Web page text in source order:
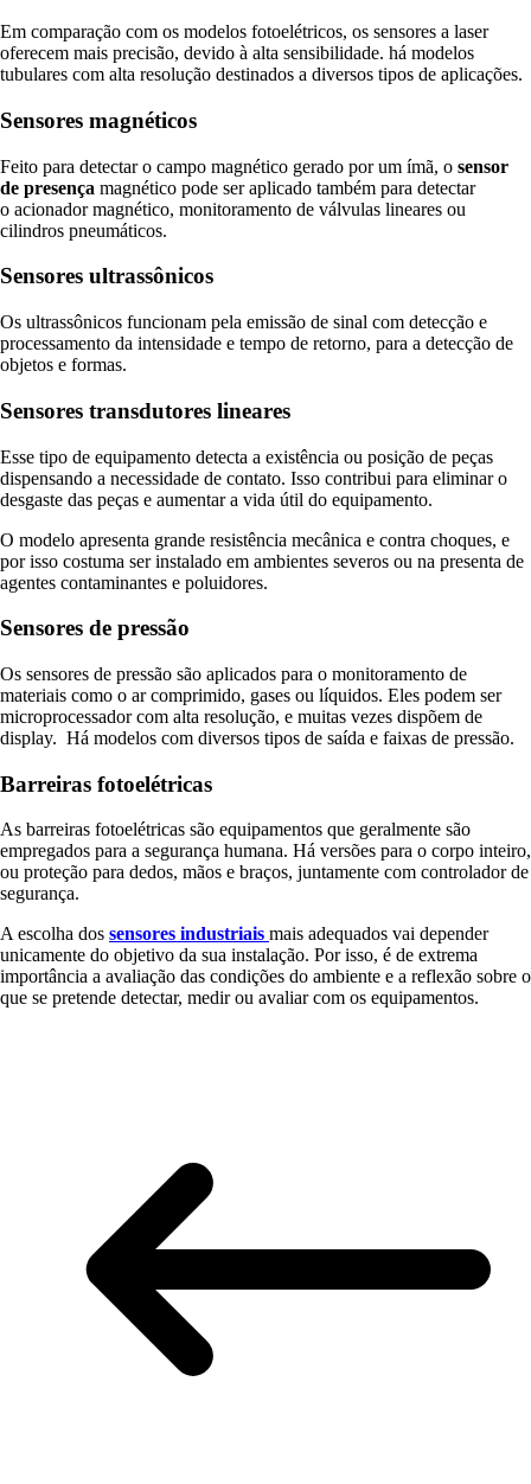
Em comparação com os modelos fotoelétricos, os sensores a laser
oferecem mais precisão, devido à alta sensibilidade. há modelos
tubulares com alta resolução destinados a diversos tipos de aplicações.
Sensores magnéticos
Feito para detectar o campo magnético gerado por um ímã, o sensor
de presença magnético pode ser aplicado também para detectar
o acionador magnético, monitoramento de válvulas lineares ou
cilindros pneumáticos.
Sensores ultrassônicos
Os ultrassônicos funcionam pela emissão de sinal com detecção e
processamento da intensidade e tempo de retorno, para a detecção de
objetos e formas.
Sensores transdutores lineares
Esse tipo de equipamento detecta a existência ou posição de peças
dispensando a necessidade de contato. Isso contribui para eliminar o
desgaste das peças e aumentar a vida útil do equipamento.
O modelo apresenta grande resistência mecânica e contra choques, e
por isso costuma ser instalado em ambientes severos ou na presenta de
agentes contaminantes e poluidores.
Sensores de pressão
Os sensores de pressão são aplicados para o monitoramento de
materiais como o ar comprimido, gases ou líquidos. Eles podem ser
microprocessador com alta resolução, e muitas vezes dispõem de
display. Há modelos com diversos tipos de saída e faixas de pressão.
Barreiras fotoelétricas
As barreiras fotoelétricas são equipamentos que geralmente são
empregados para a segurança humana. Há versões para o corpo inteiro,
ou proteção para dedos, mãos e braços, juntamente com controlador de
segurança.
A escolha dos sensores industriais mais adequados vai depender
unicamente do objetivo da sua instalação. Por isso, é de extrema
importância a avaliação das condições do ambiente e a reflexão sobre o
que se pretende detectar, medir ou avaliar com os equipamentos.